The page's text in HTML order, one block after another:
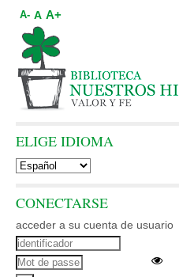
A- A A+
ELIGE IDIOMA
CONECTARSE
acceder a su cuenta de usuario